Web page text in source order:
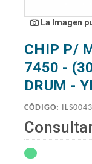
La Imagen
CHIP P/
7450 -
DRUM -
CÓDIGO: